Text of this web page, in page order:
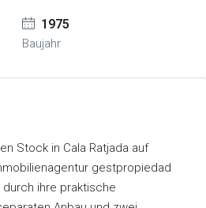
1975
Baujahr
Stock in Cala Ratjada auf
gestpropiedad
ihre praktische